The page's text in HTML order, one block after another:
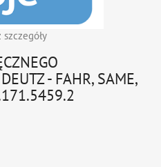
- FAHR, SAME,